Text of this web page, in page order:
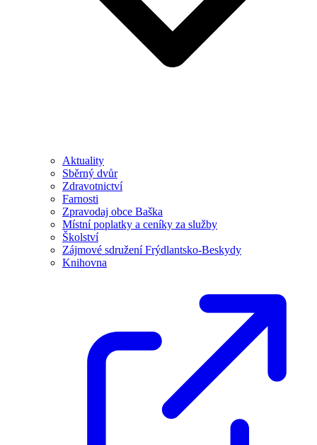
Aktuality
Sběrný dvůr
Zdravotnictví
Farnosti
Zpravodaj obce Baška
Místní poplatky a ceníky za služby
Školství
Zájmové sdružení Frýdlantsko-Beskydy
Knihovna